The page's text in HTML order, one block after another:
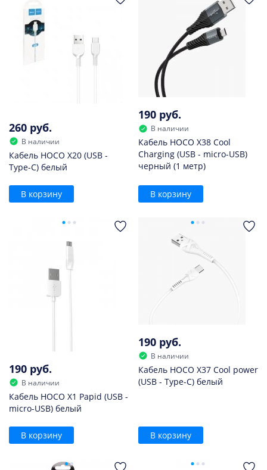
260 руб.
В наличии
Кабель HOCO X20 (USB -
Type-C) белый
В корзину
190 руб.
В наличии
Кабель HOCO X38 Cool
Charging (USB - micro-USB)
черный (1 метр)
В корзину
190 руб.
В наличии
Кабель HOCO X1 Papid (USB -
micro-USB) белый
В корзину
190 руб.
В наличии
Кабель HOCO X37 Cool power
(USB - Type-C) белый
В корзину